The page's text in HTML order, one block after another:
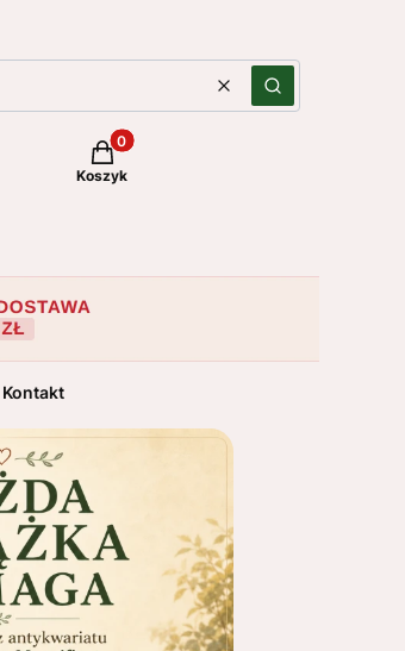
WyczyśćSzukaj
Produkty w koszyku: 0. Zobacz
Koszyk
Kontakt